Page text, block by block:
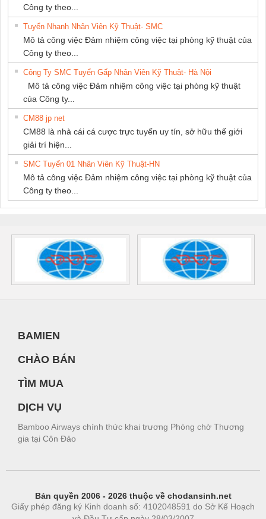
Công ty theo...
Tuyển Nhanh Nhân Viên Kỹ Thuật- SMC
Mô tả công việc Đảm nhiệm công việc tại phòng kỹ thuật của
Công ty theo...
Công Ty SMC Tuyển Gấp Nhân Viên Kỹ Thuật- Hà Nội
Mô tả công việc Đảm nhiệm công việc tại phòng kỹ thuật
của Công ty...
CM88 jp net
CM88 là nhà cái cá cược trực tuyến uy tín, sở hữu thế giới
giải trí hiện...
SMC Tuyển 01 Nhân Viên Kỹ Thuật-HN
Mô tả công việc Đảm nhiệm công việc tại phòng kỹ thuật của
Công ty theo...
BAMIEN
CHÀO BÁN
TÌM MUA
DỊCH VỤ
Bamboo Airways chính thức khai trương Phòng chờ Thương
gia tại Côn Đảo
Bản quyền 2006 - 2026 thuộc về chodansinh.net
Giấy phép đăng ký Kinh doanh số: 4102048591 do Sở Kế Hoạch